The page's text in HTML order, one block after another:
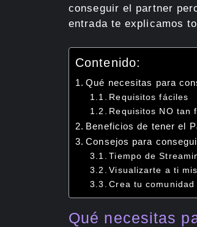
conseguir el partner
entrada te explicamos
Contenido:
Qué necesitas para
Requisitos fáciles
Requisitos NO tan
Beneficios de tener el
Consejos para
Tiempo de
Visualizarte a ti
Crea tu comunidad
Qué necesitas